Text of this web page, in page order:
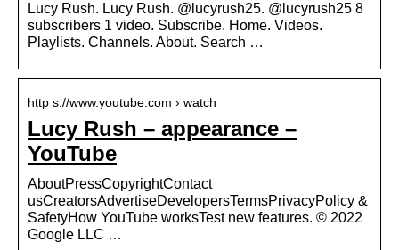
Lucy Rush. Lucy Rush. @lucyrush25. @lucyrush25 8
subscribers 1 video. Subscribe. Home. Videos.
Playlists. Channels. About. Search …
http s://www.youtube.com › watch
Lucy Rush – appearance –
YouTube
AboutPressCopyrightContact
usCreatorsAdvertiseDevelopersTermsPrivacyPolicy &
SafetyHow YouTube worksTest new features. © 2022
Google LLC …